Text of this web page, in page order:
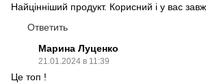
Найцінніший продукт. Корисний і у вас
Ответить
Марина Луценко
21.01.2024 в 11:39
Це топ !